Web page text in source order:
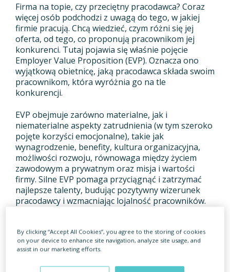
Firma na topie, czy przeciętny pracodawca? Coraz
więcej osób podchodzi z uwagą do tego, w jakiej
firmie pracują. Chcą wiedzieć, czym różni się jej
oferta, od tego, co proponują pracownikom jej
konkurenci. Tutaj pojawia się właśnie pojęcie
Employer Value Proposition (EVP). Oznacza ono
wyjątkową obietnicę, jaką pracodawca składa swoim
pracownikom, która wyróżnia go na tle
konkurencji.
EVP obejmuje zarówno materialne, jak i
niematerialne aspekty zatrudnienia (w tym szeroko
pojęte korzyści emocjonalne), takie jak
wynagrodzenie, benefity, kultura organizacyjna,
możliwości rozwoju, równowaga między życiem
zawodowym a prywatnym oraz misja i wartości
firmy. Silne EVP pomaga przyciągnąć i zatrzymać
najlepsze talenty, budując pozytywny wizerunek
pracodawcy i wzmacniając lojalność pracowników.
doświadczeniami zatrudnionych oraz
odzwierciedlać strategiczne cele organizacji.EVP
obejmuje zarówno materialne, jak i niematerialne
aspekty zatrudnienia, takie jak wynagrodzenie,
By clicking “Accept All Cookies”, you agree to the storing of cookies
on your device to enhance site navigation, analyze site usage, and
assist in our marketing efforts.